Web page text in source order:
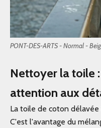
PONT-DES-ARTS - Normal -
Nettoyer la toile
attention aux
La toile de coton
C'est l'avantage du